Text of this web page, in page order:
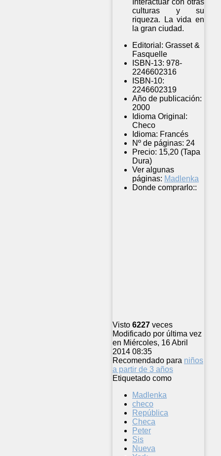
Interactuar con otras
culturas y su
riqueza. La vida en
la gran ciudad.
Editorial: Grasset &
Fasquelle
ISBN-13: 978-
2246602316
ISBN-10:
2246602319
Año de publicación:
2000
Idioma Original:
Checo
Idioma: Francés
Nº de páginas: 24
Precio: 15,20 (Tapa
Dura)
Ver algunas
páginas: Madlenka
Donde comprarlo::
Visto 6227 veces
Modificado por última vez
en Miércoles, 16 Abril
2014 08:35
Recomendado para niños
a partir de 3 años
Etiquetado como
Madlenka
checo
República
Checa
Peter
Sis
Nueva